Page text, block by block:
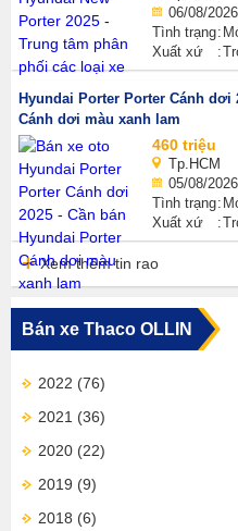
06/08/2026
Tình trạng
Xuất xứ
Hyundai Porter Porter Cánh dơi
Cánh dơi màu xanh lam
460 triệu
Tp.HCM
05/08/2026
Tình trạng
Xuất xứ
Xem thêm tin rao
Bán xe Thaco OLLIN
2022 (76)
2021 (36)
2020 (22)
2019 (9)
2018 (6)